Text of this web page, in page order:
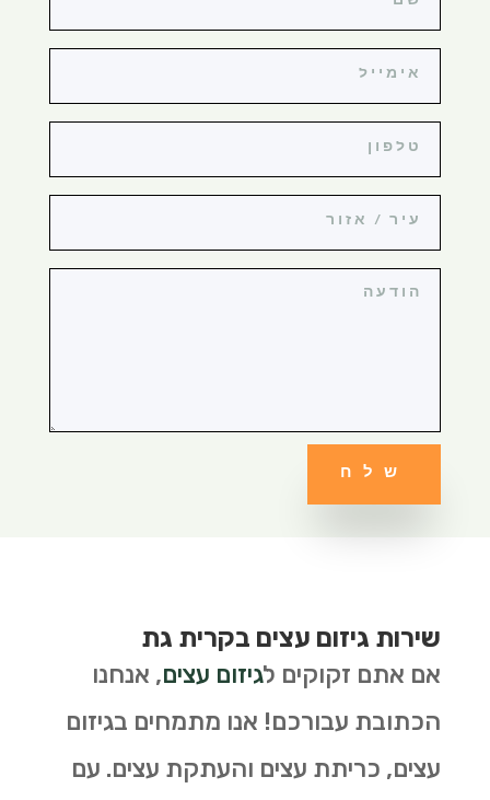
שלח
שירות גיזום עצים בקרית גת
אם אתם זקוקים לגיזום עצים, אנחנו
הכתובת עבורכם! אנו מתמחים בגיזום
עצים, כריתת עצים והעתקת עצים. עם